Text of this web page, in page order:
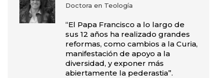
Doctora en Teología
“El Papa Francisco a lo largo de
sus 12 años ha realizado grandes
reformas, como cambios a la Curia,
manifestación de apoyo a la
diversidad, y exponer más
abiertamente la pederastia”.